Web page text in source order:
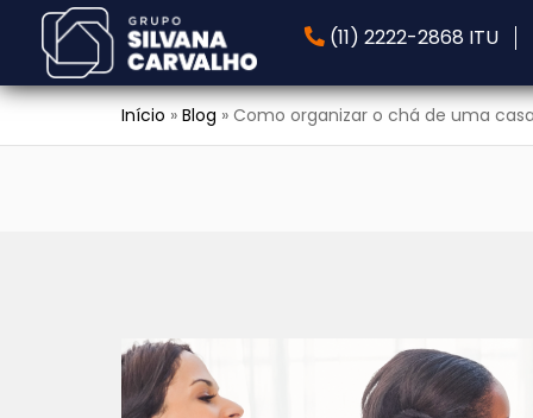
(11) 2222-2868 ITU
Início » Blog » Como organizar o chá de uma